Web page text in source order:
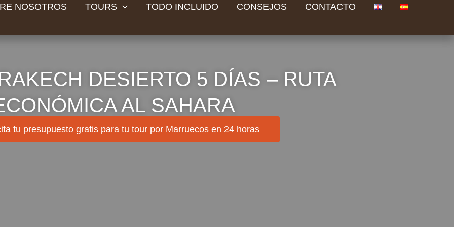
NOSOTROS TOURS TODO INCLUIDO CONSEJOS CONTACTO
DESIERTO 5 DÍAS – RUTA
AL SAHARA
tu presupuesto gratis para tu tour por Marruecos en 24 horas